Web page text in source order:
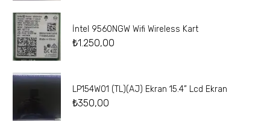
İntel 9560NGW Wifi Wireless Kart
₺1.250,00
LP154W01 (TL)(AJ) Ekran 15.4” Lcd Ekran
₺350,00